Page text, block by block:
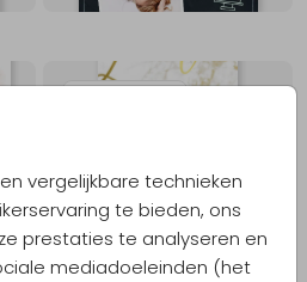
vergelijkbare technieken
te bieden, ons
prestaties te analyseren en
mediadoeleinden (het
GOUDFOLIE